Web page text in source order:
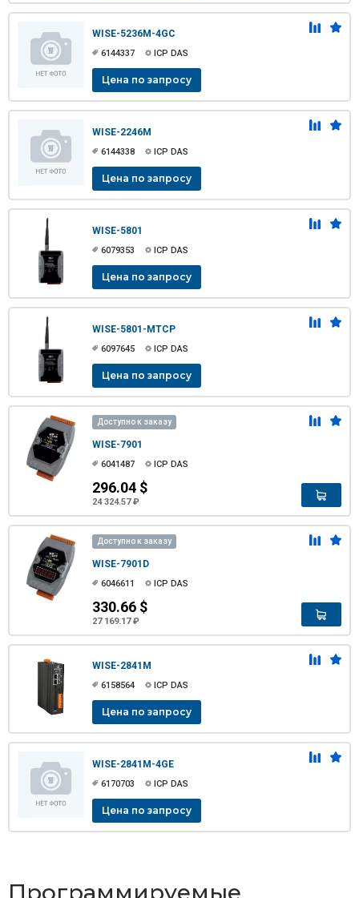
WISE-5236M-4GC
6144337 ICP DAS
Цена по запросу
WISE-2246M
6144338 ICP DAS
Цена по запросу
WISE-5801
6079353 ICP DAS
Цена по запросу
WISE-5801-MTCP
6097645 ICP DAS
Цена по запросу
Доступно к заказу
WISE-7901
6041487 ICP DAS
296.04 $
24 324.57 ₽
Доступно к заказу
WISE-7901D
6046611 ICP DAS
330.66 $
27 169.17 ₽
WISE-2841M
6158564 ICP DAS
Цена по запросу
WISE-2841M-4GE
6170703 ICP DAS
Цена по запросу